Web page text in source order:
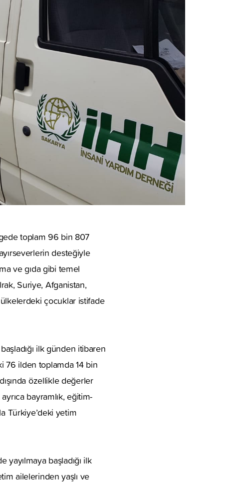
toplam 96 bin 807
desteğiyle
ve gıda gibi temel
Suriye, Afganistan,
çocuklar istifade
ilk günden itibaren
76 ilden toplamda 14 bin
özellikle değerler
bayramlık, eğitim-
Türkiye’deki yetim
yayılmaya başladığı ilk
ailelerinden yaşlı ve